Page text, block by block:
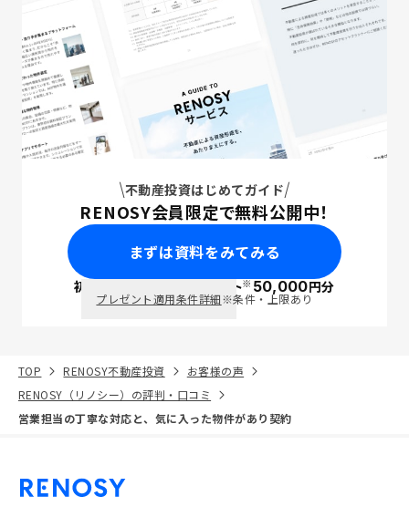
不動産投資はじめてガイド
RENOSY会員限定で無料公開中！
まずは資料をみてみる
初回面談で ポイント※50,000円分
プレゼント適用条件詳細※条件・上限あり
TOP RENOSY不動産投資
お客様の声
RENOSY（リノシー）の評判・口コミ
営業担当の丁寧な対応と、気に入った物件があり契約